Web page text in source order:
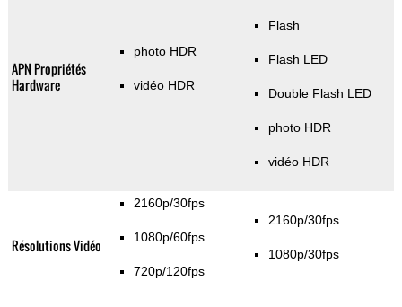
APN Propriétés
Hardware
photo HDR
vidéo HDR
Flash
Flash LED
Double Flash LED
photo HDR
vidéo HDR
Résolutions Vidéo
2160p/30fps
1080p/60fps
720p/120fps
2160p/30fps
1080p/30fps